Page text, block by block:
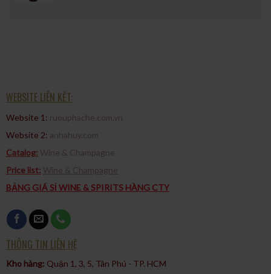
WEBSITE LIÊN KẾT:
Website 1: ruouphache.com.vn
Website 2: anhahuy.com
Catalog: Wine & Champagne
Price list: Wine & Champagne
BẢNG GIÁ SỈ WINE & SPIRITS HÀNG CTY
THÔNG TIN LIÊN HỆ
Kho hàng: Quận 1, 3, 5, Tân Phú - TP. HCM​